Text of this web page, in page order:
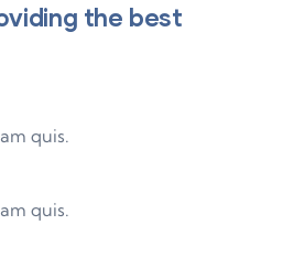
the best
quis.
quis.